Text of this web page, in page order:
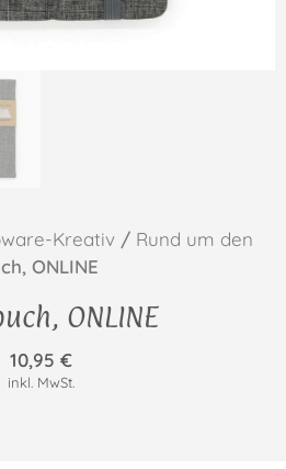
Kreativ / Rund um den
ONLINE
ONLINE
10,95 €
inkl. MwSt.